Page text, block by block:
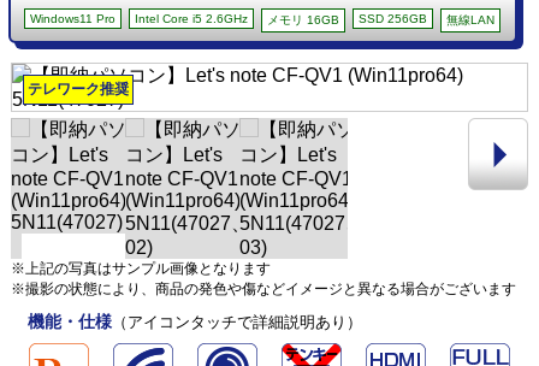
Windows11 Pro Intel Core i5 2.6GHz メモリ 16GB SSD 256GB 無線LAN
テレワーク推奨
※上記の写真はサンプル画像となります
※撮影の状態により、商品の発色や傷などイメージと異なる場合がございます
機能・仕様（アイコンタッチで詳細説明あり）